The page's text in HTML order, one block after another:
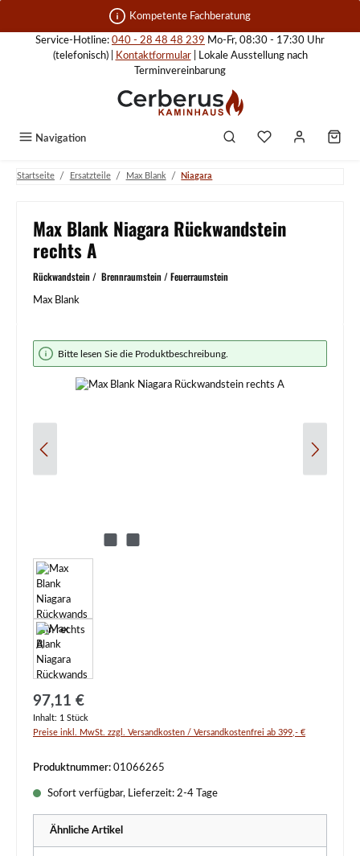
Zum Hauptinhalt springen Kompetente Fachberatung
Service-Hotline: 040 - 28 48 48 239 Mo-Fr, 08:30 - 17:30 Uhr
(telefonisch) |
Kontaktformular| Lokale Ausstellung nach
Terminvereinbarung
Navigation
Startseite / Ersatzteile / Max Blank / Niagara
Max Blank Niagara Rückwandstein
rechts A
Rückwandstein / Brennraumstein / Feuerraumstein
Max Blank
Bildergalerie überspringen
Bitte lesen Sie die Produktbeschreibung.
Regulärer Preis:
97,11 €
Inhalt: 1 Stück
Preise inkl. MwSt. zzgl. Versandkosten / Versandkostenfrei ab 399,- €
Produktnummer: 01066265
Sofort verfügbar, Lieferzeit: 2-4 Tage
Ähnliche Artikel